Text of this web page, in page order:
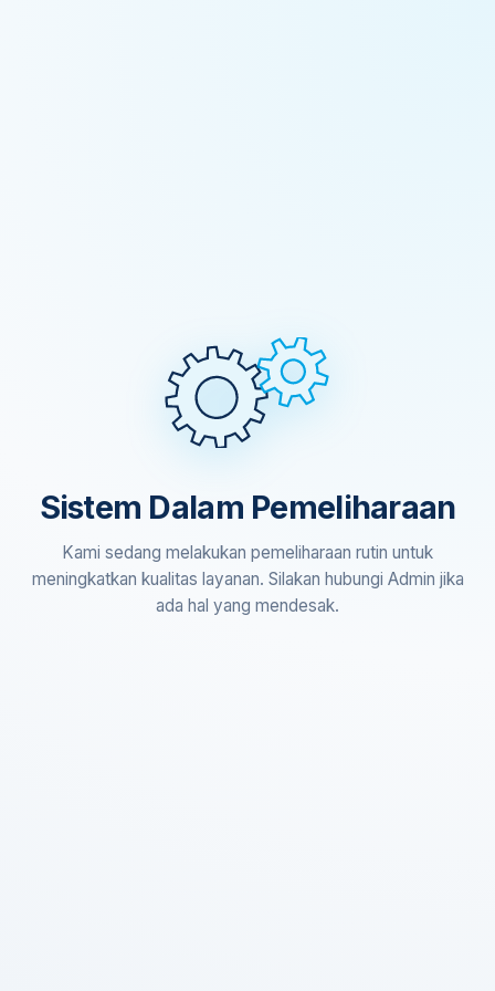
Sistem Dalam Pemeliharaan
Kami sedang melakukan pemeliharaan rutin untuk
meningkatkan kualitas layanan. Silakan hubungi Admin jika
ada hal yang mendesak.